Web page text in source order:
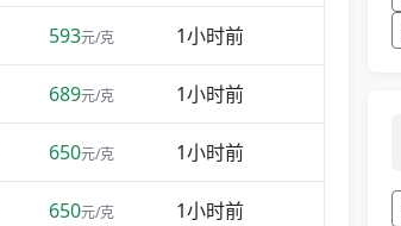
593元/克 1小时前
689元/克 1小时前
650元/克 1小时前
650元/克 1小时前